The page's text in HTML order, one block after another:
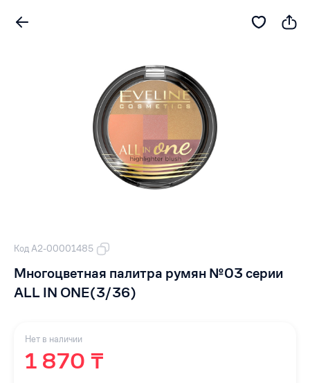
Код А2-00001485
Многоцветная палитра румян №03 серии
ALL IN ONE(3/36)
Нет в наличии
1 870 ₸